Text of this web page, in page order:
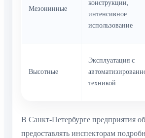
Мезонинные
конструкции,
интенсивное
использование
Высотные
Эксплуатация с
техникой
В Санкт-Петербурге предприятия
предоставлять инспекторам